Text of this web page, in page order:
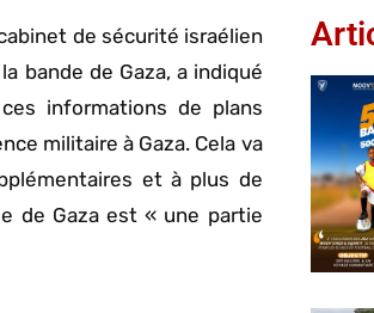
de sécurité israélien
bande de Gaza, a indiqué
informations de plans
militaire à Gaza. Cela va
et à plus de
de Gaza est « une partie